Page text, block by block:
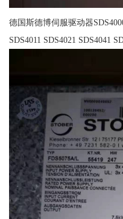
德国斯德博伺服驱动器
SDS4011 SDS4021 SDS4041